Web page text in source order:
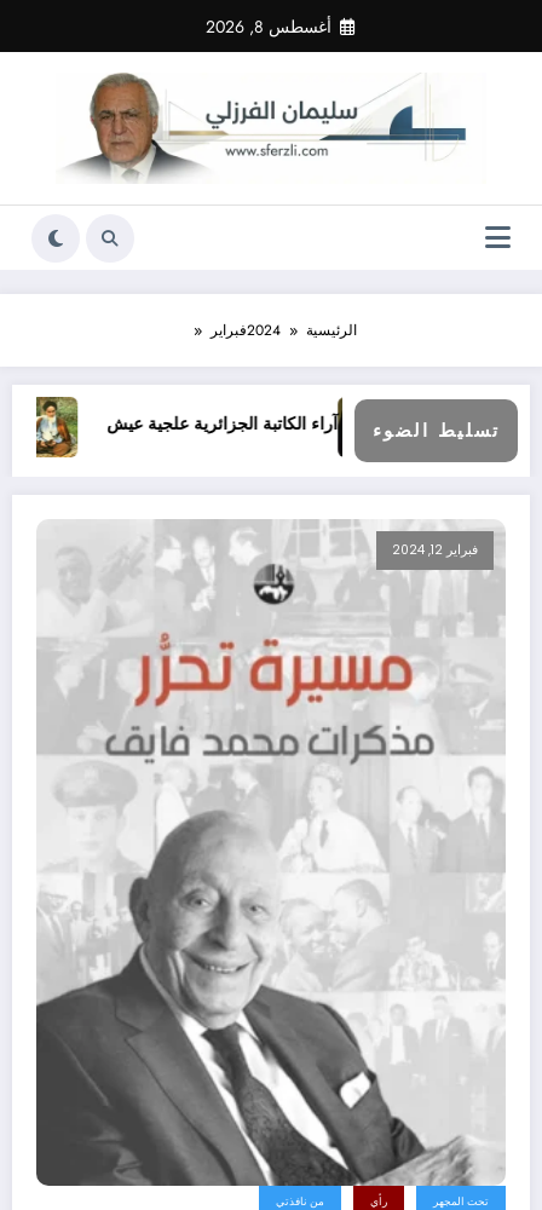
المحتوى
أغسطس 8, 2026
الرئيسية 2024فبراير
تسليط الضوء
دولة؟ آراء الكاتبة الجزائرية علجية عيش
فبراير 12, 2024
تحت المجهر رأي من نافذتي